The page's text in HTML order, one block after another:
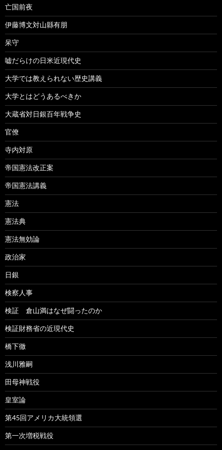
亡国前夜
伊藤博文対山縣有朋
呆守
嘘だらけの日米近現代史
大学では教えられない歴史講義
大学とはどうあるべきか
大蔵省対日銀百年戦争史
官僚
寺内対原
帝国憲法改正案
帝国憲法講義
憲法
憲法典
憲法無効論
政治家
日銀
検察人事
検証 倉山満はなぜ闘ったのか
検証財務省の近現代史
橋下徹
浅川雅嗣
田母神戦役
皇室論
第45回アメリカ大統領選
第一次増税戦役